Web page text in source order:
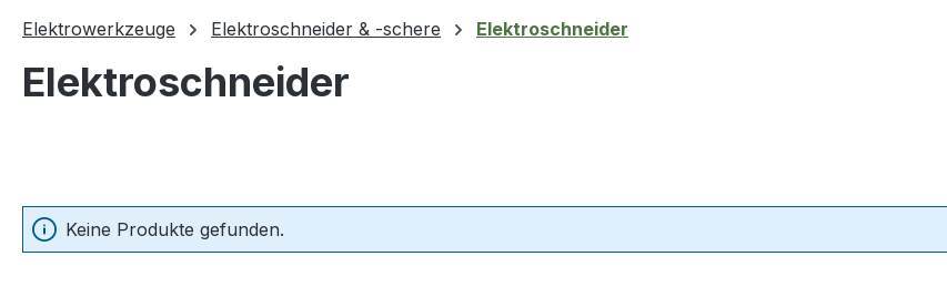
Elektrowerkzeuge Elektroschneider & -schere Elektroschneider
Elektroschneider
Keine Produkte gefunden.